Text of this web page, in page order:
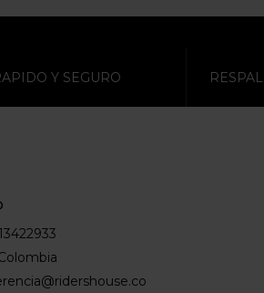
Y SEGURO